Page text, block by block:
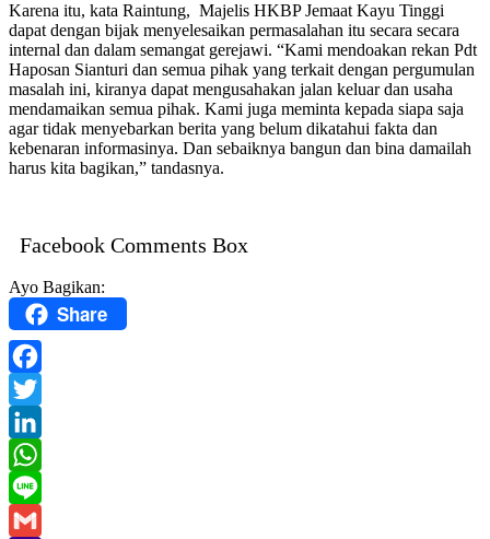
Karena itu, kata Raintung, Majelis HKBP Jemaat Kayu Tinggi
dapat dengan bijak menyelesaikan permasalahan itu secara secara
internal dan dalam semangat gerejawi. “Kami mendoakan rekan Pdt
Haposan Sianturi dan semua pihak yang terkait dengan pergumulan
masalah ini, kiranya dapat mengusahakan jalan keluar dan usaha
mendamaikan semua pihak. Kami juga meminta kepada siapa saja
agar tidak menyebarkan berita yang belum dikatahui fakta dan
kebenaran informasinya. Dan sebaiknya bangun dan bina damailah
harus kita bagikan,” tandasnya.
Facebook Comments Box
Ayo Bagikan:
Share
Facebook
Twitter
LinkedIn
WhatsApp
Line